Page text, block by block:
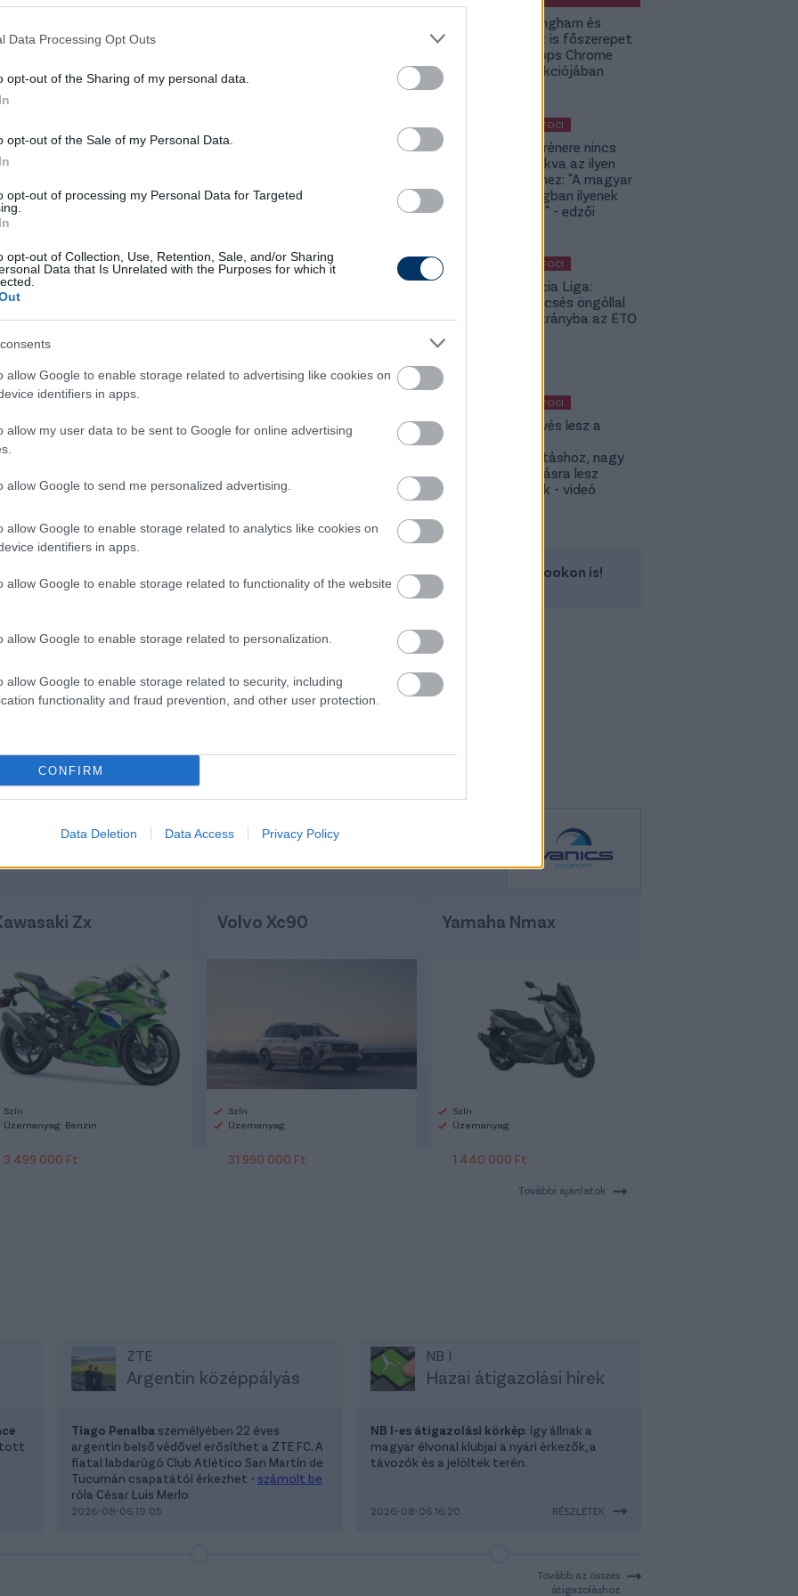
Data Processing Opt Outs
opt-out of the Sharing of my personal data.
opt-out of the Sale of my Personal Data.
opt-out of processing my Personal Data for Targeted
opt-out of Collection, Use, Retention, Sale, and/or Sharing
Data that Is Unrelated with the Purposes for which it
allow Google to enable storage related to advertising like cookies on
identifiers in apps.
allow my user data to be sent to Google for online advertising
allow Google to send me personalized advertising.
allow Google to enable storage related to analytics like cookies on
identifiers in apps.
allow Google to enable storage related to functionality of the website
allow Google to enable storage related to personalization.
allow Google to enable storage related to security, including
functionality and fraud prevention, and other user protection.
CONFIRM
Data Deletion Data Access Privacy Policy
Jeney Gyulát bízta meg a vezetőedzői
vezetőedzője volt utoljára, aki a
vezette a zöld-fehér alakulatot.
két szókimondó interjút is adott a
nyilatkozatairól és a sajátos edzői stílusáról
távozására is őszintén reagált.
ma bemutatásra került a
stábnak, és a jelenlegi helyzet ellenére
A siófoki csapat keddre pihenőnapot
kezdetét. A Siófok hátránya jelenleg hét
pozícióhoz képest.
I: "Senkinek nem engedem, hogy
neki klubjának a keretből
légiós
Milanovic vezetőedző szerint sérült Christian
az elsők között legyen a Google-
#NB II
#HAZAI ÁTIGAZOLÁSI HÍREK
#JENEY GYULA
Jude Bellingham és
Budapest is főszerepet
kap a Topps Chrome
UCC kollekciójában
KÜLFÖLDI FOCI
A DVSC trénere nincs
hozzászokva az ilyen
meccsekhez: "A magyar
bajnokságban ilyenek
nincsenek" - edzői
KÜLFÖLDI FOCI
Konferencia Liga:
Balszerencsés öngóllal
került hátrányba az ETO
KÜLFÖLDI FOCI
KL: Ez kevés lesz a
továbbjutáshoz, nagy
feltámadásra lesz
szükségük - videó
Kövess minket a Facebookon is!
Zx
Szín:
Üzemanyag: Benzin
3 499 000 Ft
Volvo Xc90
Szín:
Üzemanyag:
31 990 000 Ft
Yamaha Nmax
Szín:
Üzemanyag:
1 440 000 Ft
További ajánlatok
ZTE
Argentin középpályás
Tiago Penalba személyében 22 éves
argentin belső védővel erősíthet a ZTE FC. A
fiatal labdarúgó Club Atlético San Martín de
Tucumán csapatától érkezhet - számolt be
róla César Luis Merlo.
2026-08-06 19:05
NB I
Hazai átigazolási hírek
NB I-es átigazolási körkép: így állnak a
magyar élvonal klubjai a nyári érkezők, a
távozók és a jelöltek terén.
2026-08-06 16:20 RÉSZLETEK
Tovább az összes
átigazoláshoz